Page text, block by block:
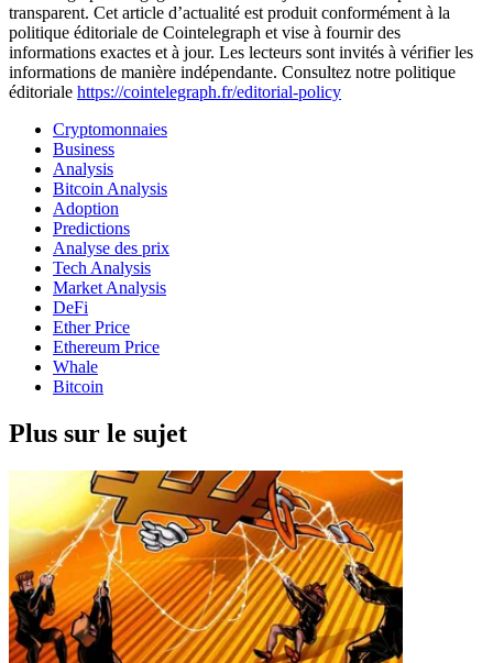
transparent. Cet article d’actualité est produit conformément à la
politique éditoriale de Cointelegraph et vise à fournir des
informations exactes et à jour. Les lecteurs sont invités à vérifier les
informations de manière indépendante. Consultez notre politique
éditoriale https://cointelegraph.fr/editorial-policy
Cryptomonnaies
Business
Analysis
Bitcoin Analysis
Adoption
Predictions
Analyse des prix
Tech Analysis
Market Analysis
DeFi
Ether Price
Ethereum Price
Whale
Bitcoin
Plus sur le sujet